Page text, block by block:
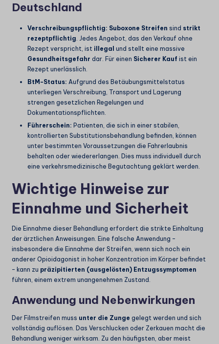
Deutschland
Verschreibungspflichtig: Suboxone Streifen sind strikt
rezeptpflichtig. Jedes Angebot, das den Verkauf ohne
Rezept verspricht, ist illegal und stellt eine massive
Gesundheitsgefahr dar. Für einen Sicherer Kauf ist ein
Rezept unerlässlich.
BtM-Status: Aufgrund des Betäubungsmittelstatus
unterliegen Verschreibung, Transport und Lagerung
strengen gesetzlichen Regelungen und
Dokumentationspflichten.
Führerschein: Patienten, die sich in einer stabilen,
kontrollierten Substitutionsbehandlung befinden, können
unter bestimmten Voraussetzungen die Fahrerlaubnis
behalten oder wiedererlangen. Dies muss individuell durch
eine verkehrsmedizinische Begutachtung geklärt werden.
Wichtige Hinweise zur
Einnahme und Sicherheit
Die Einnahme dieser Behandlung erfordert die strikte Einhaltung
der ärztlichen Anweisungen. Eine falsche Anwendung –
insbesondere die Einnahme der Streifen, wenn sich noch ein
anderer Opioidagonist in hoher Konzentration im Körper befindet
– kann zu präzipitierten (ausgelösten) Entzugssymptomen
führen, einem extrem unangenehmen Zustand.
Anwendung und Nebenwirkungen
Der Filmstreifen muss unter die Zunge gelegt werden und sich
vollständig auflösen. Das Verschlucken oder Zerkauen macht die
Behandlung weniger wirksam. Zu den häufigsten, aber meist